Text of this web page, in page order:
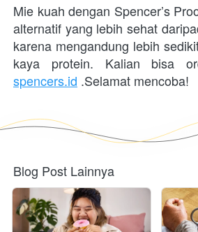
Mie kuah dengan Spencer’s
alternatif yang lebih sehat
karena mengandung lebih
spencers.id .Selamat mencoba!
Blog Post Lainnya